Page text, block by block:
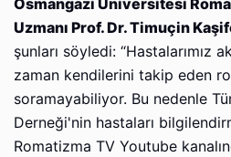
Osmangazi Üniversitesi
Uzmanı Prof. Dr. Timuçin
şunları söyledi: “Hastalarımız
zaman kendilerini takip eden
soramayabiliyor. Bu nedenle
Derneği'nin hastaları
Romatizma TV Youtube